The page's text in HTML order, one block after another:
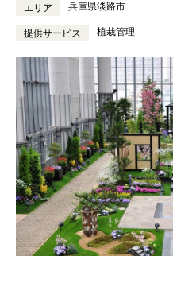
採用情報
新着情報
お問い合わせ
本社
エリア 兵庫県淡路市
提供サービス 植栽管理